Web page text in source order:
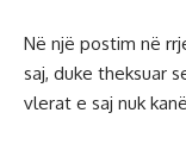
Në një postim në
saj, duke theksuar
vlerat e saj nuk